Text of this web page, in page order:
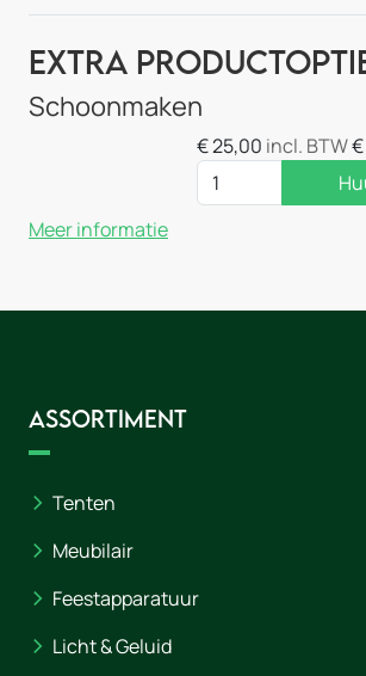
Extra
Schoonmaken
€25,00 incl. BTW€
Meer informatie
Assortiment
Tenten
Meubilair
Feestapparatuur
Licht & Geluid